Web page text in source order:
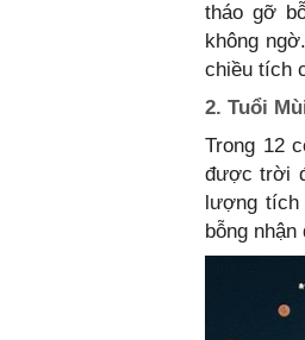
tháo gỡ
không
chiều tích
2. Tuổi
Trong 12
được trời
lượng
bỗng